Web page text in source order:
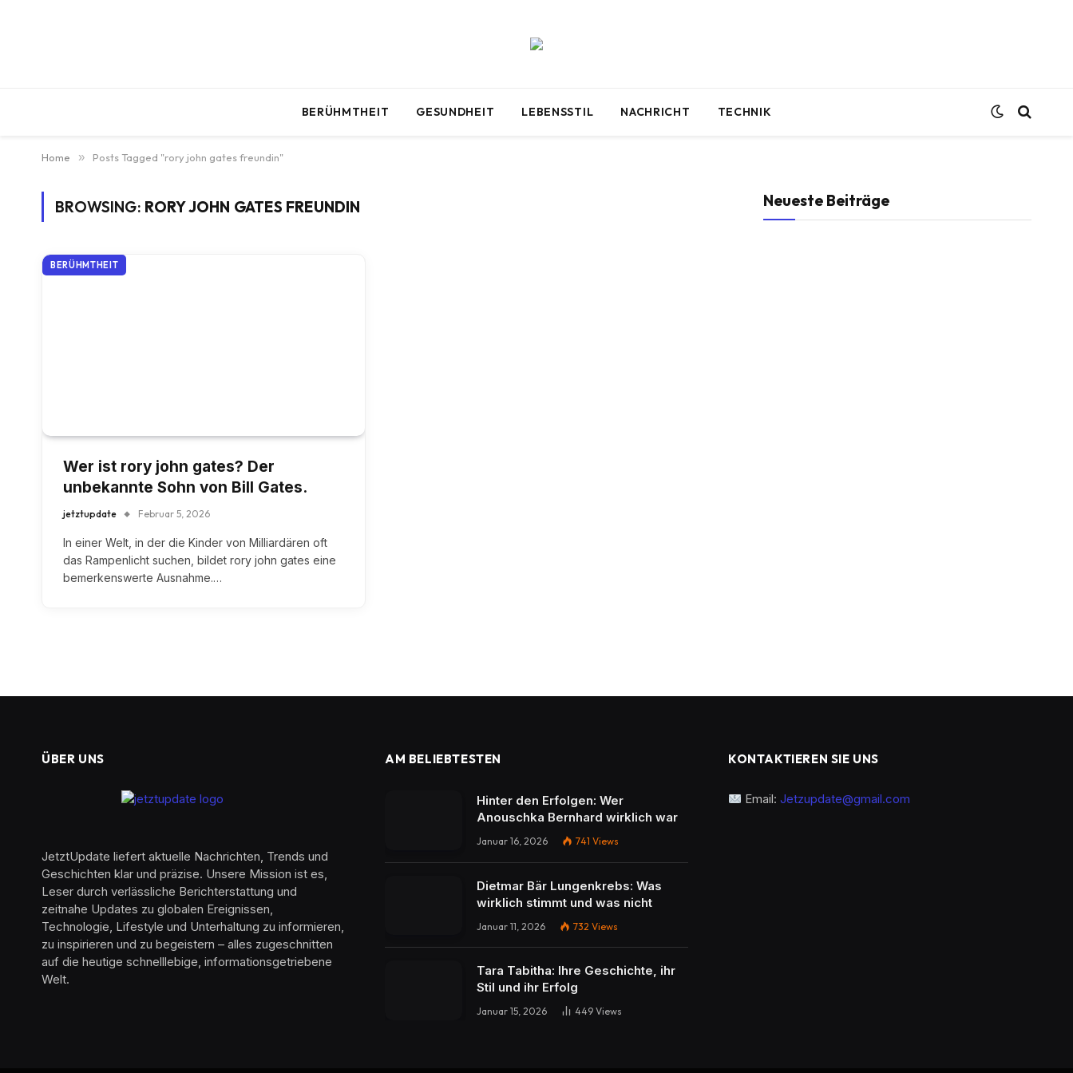
BERÜHMTHEIT GESUNDHEIT LEBENSSTIL NACHRICHT TECHNIK
Home » Posts Tagged "rory john gates freundin"
BROWSING: RORY JOHN GATES FREUNDIN
BERÜHMTHEIT
Wer ist rory john gates? Der
unbekannte Sohn von Bill Gates.
jetztupdate Februar 5, 2026
In einer Welt, in der die Kinder von Milliardären oft
das Rampenlicht suchen, bildet rory john gates eine
bemerkenswerte Ausnahme.…
Neueste Beiträge
ÜBER UNS
JetztUpdate liefert aktuelle Nachrichten, Trends und
Geschichten klar und präzise. Unsere Mission ist es,
Leser durch verlässliche Berichterstattung und
zeitnahe Updates zu globalen Ereignissen,
Technologie, Lifestyle und Unterhaltung zu informieren,
zu inspirieren und zu begeistern – alles zugeschnitten
auf die heutige schnelllebige, informationsgetriebene
Welt.
AM BELIEBTESTEN
Hinter den Erfolgen: Wer
Anouschka Bernhard wirklich war
Januar 16, 2026 741 Views
Dietmar Bär Lungenkrebs: Was
wirklich stimmt und was nicht
Januar 11, 2026 732 Views
Tara Tabitha: Ihre Geschichte, ihr
Stil und ihr Erfolg
Januar 15, 2026 449 Views
KONTAKTIEREN SIE UNS
Email:Jetzupdate@gmail.com